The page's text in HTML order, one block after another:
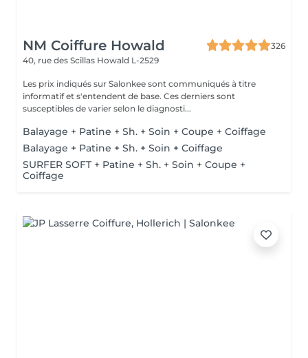
NM Coiffure Howald
326
40, rue des Scillas Howald L-2529
Les prix indiqués sur Salonkee sont communiqués à titre
informatif et s'entendent de base. Ces derniers sont
susceptibles de varier selon le diagnosti...
Balayage + Patine + Sh. + Soin + Coupe + Coiffage
Balayage + Patine + Sh. + Soin + Coiffage
SURFER SOFT + Patine + Sh. + Soin + Coupe +
Coiffage